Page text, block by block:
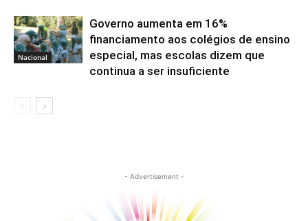
Nacional
Governo aumenta em 16%
financiamento aos colégios de ensino
especial, mas escolas dizem que
continua a ser insuficiente
- Advertisement -